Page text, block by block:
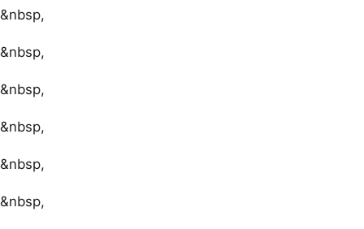
&nbsp,
&nbsp,
&nbsp,
&nbsp,
&nbsp,
&nbsp,